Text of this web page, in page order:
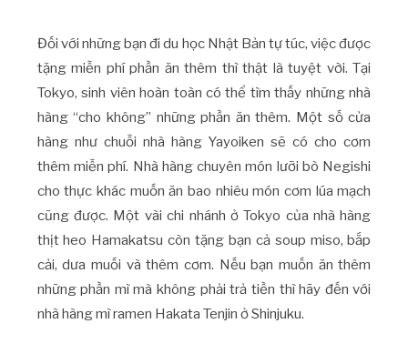
Đối với những bạn đi du học Nhật Bản tự túc, việc được
tặng miễn phí phần ăn thêm thì thật là tuyệt vời. Tại
Tokyo, sinh viên hoàn toàn có thể tìm thấy những nhà
hàng “cho không” những phần ăn thêm. Một số cửa
hàng như chuỗi nhà hàng Yayoiken sẽ có cho cơm
thêm miễn phí. Nhà hàng chuyên món lưỡi bò Negishi
cho thực khác muốn ăn bao nhiêu món cơm lúa mạch
cũng được. Một vài chi nhánh ở Tokyo của nhà hàng
thịt heo Hamakatsu còn tặng bạn cả soup miso, bắp
cải, dưa muối và thêm cơm. Nếu bạn muốn ăn thêm
những phần mì mà không phải trả tiền thì hãy đến với
nhà hàng mì ramen Hakata Tenjin ở Shinjuku.